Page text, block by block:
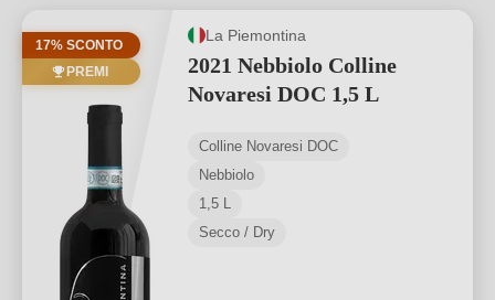
17% SCONTO
PREMI
La Piemontina
2021 Nebbiolo Colline
Novaresi DOC 1,5 L
Colline Novaresi DOC
Nebbiolo
1,5 L
Secco / Dry